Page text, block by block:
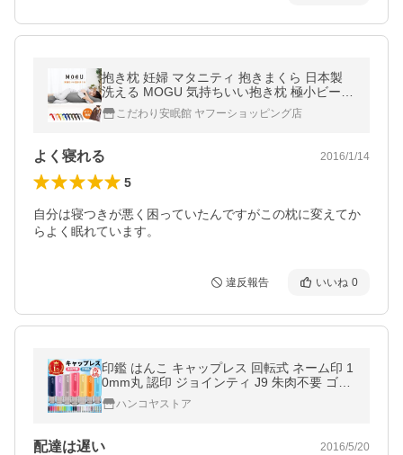
抱き枕 妊婦 マタニティ 抱きまくら 日本製
洗える MOGU 気持ちいい抱き枕 極小ビーズ
枕 腰痛 横向き寝 ギフト
こだわり安眠館 ヤフーショッピング店
よく寝れる 2016/1/14
5
自分は寝つきが悪く困っていたんですがこの枕に変えてか
らよく眠れています。
違反報告 いいね 0
印鑑 はんこ キャップレス 回転式 ネーム印 1
0mm丸 認印 ジョインティ J9 朱肉不要 ゴム
印 限定カラー 推しカラー おしゃれ ポイント
消化 ポイント利用
ハンコヤストア
配達は遅い 2016/5/20